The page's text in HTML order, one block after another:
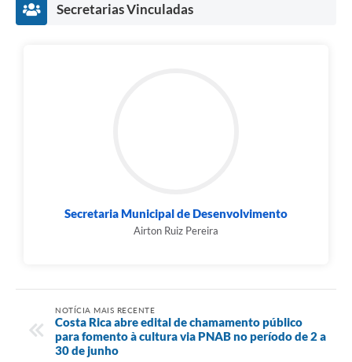
Secretarias Vinculadas
Secretaria Municipal de Desenvolvimento
Airton Ruiz Pereira
NOTÍCIA MAIS RECENTE
Costa Rica abre edital de chamamento público
para fomento à cultura via PNAB no período de 2 a
30 de junho